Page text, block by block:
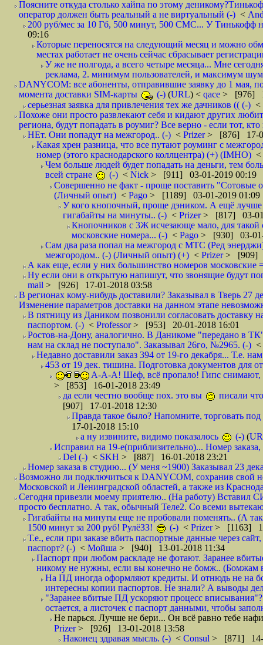
Поясните откуда столько хайпа по этому
оператор должен быть реальный а не виртуальный (-) <
200 руб/мес за 10 Гб, 500 минут, 500 СМС... У Тинькофф
09:16
Которые переносятся на следующий месяц и можно
местах работает не очень сейчас сбрасывает
У же не полгода, а всего четыре месяца... Мне
реклама, 2. минимум пользователей, и максимум
DANYCOM: все абоненты, отправившие заявку до 1 мая,
момента доставки SIM-карты
(-) (URL) < qace > [976]
серьезная заявка для привлечения тех же дачников (( (-) <
Похоже они просто развлекают себя и кидают других
региона, будут попадать в роумиг? Все верно - если тот,
НЕт. Они попадут на межгород.. (-) < Prizer> [876] 17-
Какая хрен разница, что все путают роуминг с
номер (этого краснодарского коллцентра) (+) (IMHO) <
Чем больше людей будет попадать на деньги, тем
всей стране
(-) < Nick > [911] 03-01-2019 00:19
Совершенно не факт - проще поставить "Сотовые
(Личный опыт) < Pago > [1189] 03-01-2019 01:09
У кого кнопочный, проще дэником. А ещё лучше
гигабайты на минуты.. (-) < Prizer> [817] 03-
Кнопочников с 3Ж исчезающе мало, для такой
московские номера... (-) < Pago > [930] 03-01-
Сам два раза попал на межгород с МТС (Ред
межгородом.. (-) (Личный опыт) (+) < Prizer> [909]
А как еще, если у них большинство номеров московские
Ну если они в открытую напишут, что звонящие будут
mail > [926] 17-01-2018 03:58
В регионах кому-нибудь доставили? Заказывал в Тверь 27
Изменение параметров доставки на данном этапе
В пятницу из Даником позвонили согласовать доставку
паспортом. (-) < Professor> [953] 20-01-2018 16:01
Ростов-на-Дону, аналогично. В Даникоме "передано в
нам на склад не поступало". Заказывал 26го, №2965. (-) <
Недавно доставили заказ 394 от 19-го декабря... Т.е.
453 от 19 дек. тишина. Подготовка документов для
А-А-А! Шеф, всё пропало! Гипс снимают,
> [853] 16-01-2018 23:49
да если честно вообще пох. это вы
писали
[907] 17-01-2018 12:30
Правда такое было? Напомните, торговать
17-01-2018 15:10
а ну извините, видимо показалось
(-) (
Исправил на 19-е(приблизительно)... Номер
Del (-) < SKH > [887] 16-01-2018 23:21
Номер заказа в студию... (У меня ~1900) Заказывал 23
Возможно ли подключиться к DANYCOM, сохранив свой
Московской и Ленинградской областей, а также из
Сегодня привезли моему приятелю.. (На работу) Вставил
просто бесплатно. А так, обычный Теле2. Со всеми
Гигабайты на минуты еще не пробовали поменять.. (А
1500 минут за 200 руб! РулёЗЗ!
(-) < Prizer> [1163]
Т.е., если при заказе вбить паспортные данные через
паспорт? (-) < Мойша > [940] 13-01-2018 11:34
Паспорт при любом раскладе не фотают. Заранее
никому не нужны, если вы конечно не бомж.. (Бомжам
На ПД иногда оформляют кредиты. И отнюдь не на
интересны копии паспортов. Не знали? А выводы
"Заранее вбитые ПД ускоряют процесс
остается, а листочек с паспорт данными, чтобы
Не парься. Лучше не бери... Он всё равно тебе
Prizer> [926] 13-01-2018 13:58
Наконец здравая мысль. (-) < Consul > [871] 14-